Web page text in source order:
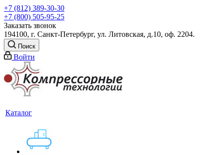
+7 (812) 389-30-30
+7 (800) 505-95-25
Заказать звонок
194100, г. Санкт-Петербург, ул. Литовская, д.10, оф. 2204.
Поиск
Войти
Каталог